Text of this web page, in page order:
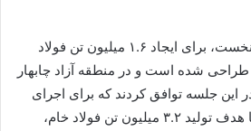
طرح فولاد مکران در فاز نخست، برای ایجاد ۱.۶ میلیون تن فولاد
شده است و در منطقه آزاد چابهار
جلسه توافق کردند که برای اجرای
فاز دوم‌ فولاد مکران نیز با هدف تولید ۳.۲ میلیون تن فولاد خام،‌